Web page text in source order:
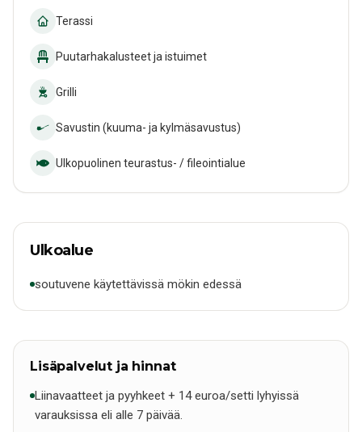
Terassi
Puutarhakalusteet ja istuimet
Grilli
Savustin (kuuma- ja kylmäsavustus)
Ulkopuolinen teurastus- / fileointialue
Ulkoalue
soutuvene käytettävissä mökin edessä
Lisäpalvelut ja hinnat
Liinavaatteet ja pyyhkeet + 14 euroa/setti lyhyissä
varauksissa eli alle 7 päivää.